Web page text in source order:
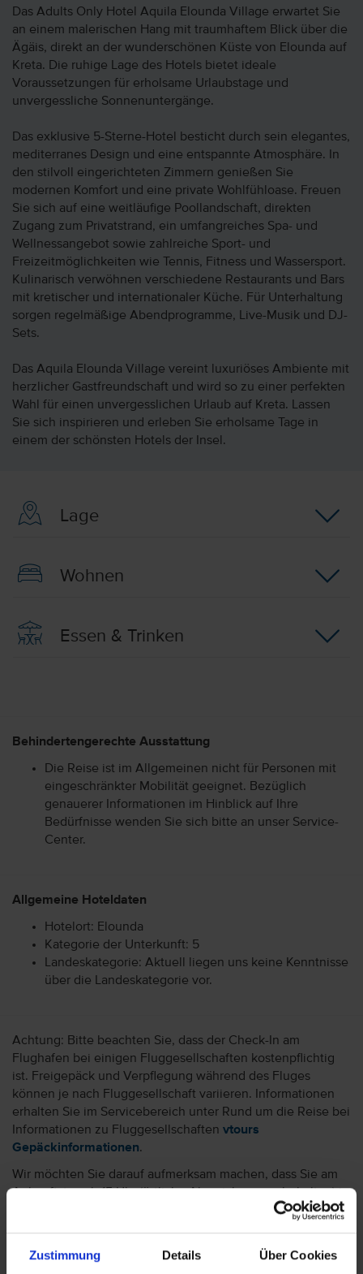
Zustimmung Details Über Cookies
Das Adults Only Hotel Aquila Elounda Village erwartet Sie
an einem malerischen Hang mit traumhaftem Blick über die
Ägäis, direkt an der wunderschönen Küste von Elounda auf
Kreta. Die ruhige Lage des Hotels bietet ideale
Voraussetzungen für erholsame Urlaubstage und
unvergessliche Sonnenuntergänge.
Das exklusive 5-Sterne-Hotel besticht durch sein elegantes,
mediterranes Design und eine entspannte Atmosphäre. In
den stilvoll eingerichteten Zimmern genießen Sie
modernen Komfort und eine private Wohlfühloase. Freuen
Sie sich auf eine weitläufige Poollandschaft, direkten
Zugang zum Privatstrand, ein umfangreiches Spa- und
Wellnessangebot sowie zahlreiche Sport- und
Freizeitmöglichkeiten wie Tennis, Fitness und Wassersport.
Kulinarisch verwöhnen verschiedene Restaurants und Bars
mit kretischer und internationaler Küche. Für Unterhaltung
sorgen regelmäßige Abendprogramme, Live-Musik und DJ-
Sets.
Das Aquila Elounda Village vereint luxuriöses Ambiente mit
herzlicher Gastfreundschaft und wird so zu einer perfekten
Wahl für einen unvergesslichen Urlaub auf Kreta. Lassen
Sie sich inspirieren und erleben Sie erholsame Tage in
einem der schönsten Hotels der Insel.
Lage
Wohnen
Essen & Trinken
Behindertengerechte Ausstattung
Die Reise ist im Allgemeinen nicht für Personen mit
eingeschränkter Mobilität geeignet. Bezüglich
genauerer Informationen im Hinblick auf Ihre
Bedürfnisse wenden Sie sich bitte an unser Service-
Center.
Allgemeine Hoteldaten
Hotelort: Elounda
Kategorie der Unterkunft: 5
Landeskategorie: Aktuell liegen uns keine Kenntnisse
über die Landeskategorie vor.
Achtung: Bitte beachten Sie, dass der Check-In am
Flughafen bei einigen Fluggesellschaften kostenpflichtig
ist. Freigepäck und Verpflegung während des Fluges
können je nach Fluggesellschaft variieren. Informationen
erhalten Sie im Servicebereich unter Rund um die Reise bei
Informationen zu Fluggesellschaften vtours
Gepäckinformationen.
Wir möchten Sie darauf aufmerksam machen, dass Sie am
Ankunftstag ab 15 Uhr (örtliche Abweichung vorbehalten) in
Ihr Hotel einchecken können. An Ihrem Abreisetag können
nutzen. Bitte beachten Sie, dass es bei Nur-Hotel-
Buchungen vorkommen kann, dass der Hotelier einen